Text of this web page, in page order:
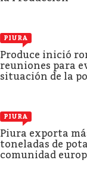
PIURA
Produce inició
reuniones para
situación de la
PIURA
Piura exporta
toneladas de
comunidad